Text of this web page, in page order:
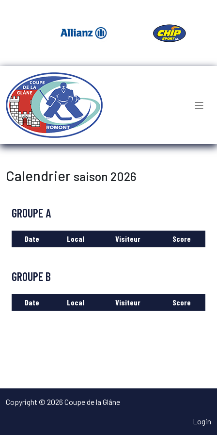
Calendrier saison 2026
GROUPE A
Date Local Visiteur Score
GROUPE B
Date Local Visiteur Score
Copyright © 2026 Coupe de la Glâne
Login